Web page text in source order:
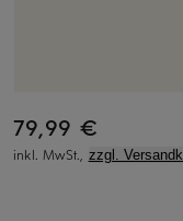
79,99 €
inkl. MwSt., zzgl.